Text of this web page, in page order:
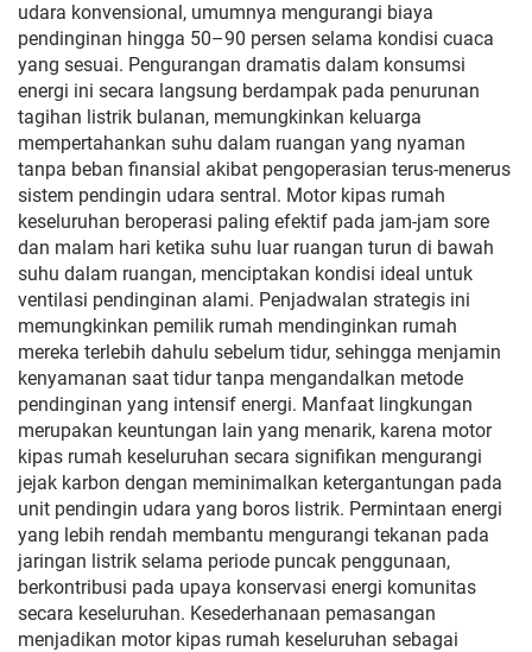
udara konvensional, umumnya mengurangi biaya
pendinginan hingga 50–90 persen selama kondisi cuaca
yang sesuai. Pengurangan dramatis dalam konsumsi
energi ini secara langsung berdampak pada penurunan
tagihan listrik bulanan, memungkinkan keluarga
mempertahankan suhu dalam ruangan yang nyaman
tanpa beban finansial akibat pengoperasian terus-menerus
sistem pendingin udara sentral. Motor kipas rumah
keseluruhan beroperasi paling efektif pada jam-jam sore
dan malam hari ketika suhu luar ruangan turun di bawah
suhu dalam ruangan, menciptakan kondisi ideal untuk
ventilasi pendinginan alami. Penjadwalan strategis ini
memungkinkan pemilik rumah mendinginkan rumah
mereka terlebih dahulu sebelum tidur, sehingga menjamin
kenyamanan saat tidur tanpa mengandalkan metode
pendinginan yang intensif energi. Manfaat lingkungan
merupakan keuntungan lain yang menarik, karena motor
kipas rumah keseluruhan secara signifikan mengurangi
jejak karbon dengan meminimalkan ketergantungan pada
unit pendingin udara yang boros listrik. Permintaan energi
yang lebih rendah membantu mengurangi tekanan pada
jaringan listrik selama periode puncak penggunaan,
berkontribusi pada upaya konservasi energi komunitas
secara keseluruhan. Kesederhanaan pemasangan
menjadikan motor kipas rumah keseluruhan sebagai